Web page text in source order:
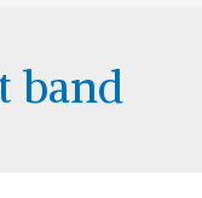
band